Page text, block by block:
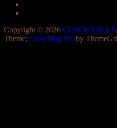
Copyright © 2026 CLOCK'EM UP
Theme: ColorMag Pro by